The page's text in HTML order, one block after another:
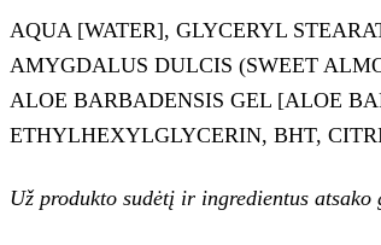
AQUA [WATER], GLYCERYL
AMYGDALUS DULCIS (SWEET
ALOE BARBADENSIS GEL [ALOE
ETHYLHEXYLGLYCERIN, BHT,
Už produkto sudėtį ir ingredientus